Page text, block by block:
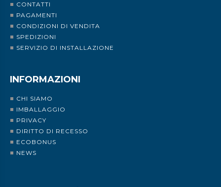
CONTATTI
PAGAMENTI
CONDIZIONI DI VENDITA
SPEDIZIONI
SERVIZIO DI INSTALLAZIONE
INFORMAZIONI
CHI SIAMO
IMBALLAGGIO
PRIVACY
DIRITTO DI RECESSO
ECOBONUS
NEWS